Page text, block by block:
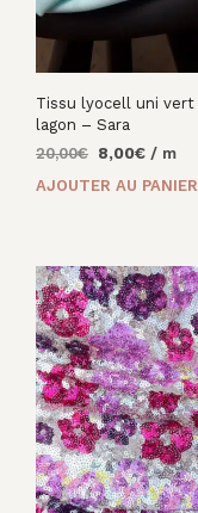
Tissu lyocell uni vert
lagon – Sara
20,00€ Le
8,00€Le/ m
AJOUTER AU PANIER